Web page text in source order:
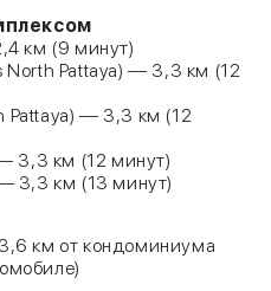
км (9 минут)
North Pattaya) — 3,3 км (12
Pattaya) — 3,3 км (12
3,3 км (12 минут)
3,3 км (13 минут)
км от кондоминиума